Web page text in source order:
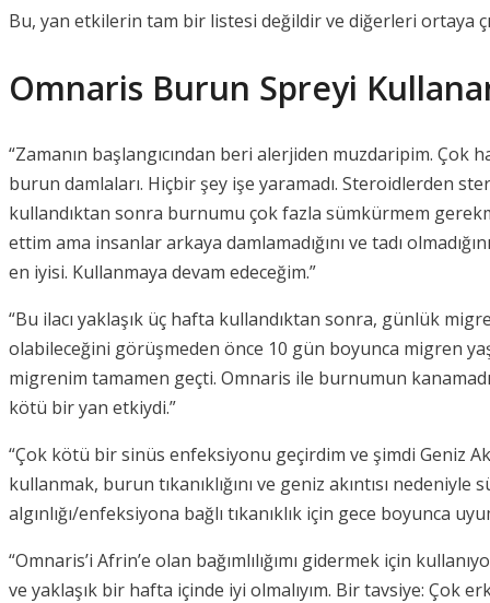
Bu, yan etkilerin tam bir listesi değildir ve diğerleri ortaya
Omnaris Burun Spreyi
“Zamanın başlangıcından beri alerjiden muzdaripim. Çok
burun damlaları. Hiçbir şey işe yaramadı. Steroidlerden
kullandıktan sonra burnumu çok fazla sümkürmem
ettim ama insanlar arkaya damlamadığını ve tadı
en iyisi. Kullanmaya devam edeceğim.”
“Bu ilacı yaklaşık üç hafta kullandıktan sonra, günlük
olabileceğini görüşmeden önce 10 gün boyunca migren
migrenim tamamen geçti. Omnaris ile burnumun
kötü bir yan etkiydi.”
“Çok kötü bir sinüs enfeksiyonu geçirdim ve şimdi Geniz
kullanmak, burun tıkanıklığını ve geniz akıntısı
algınlığı/enfeksiyona bağlı tıkanıklık için gece boyunca
“Omnaris’i Afrin’e olan bağımlılığımı gidermek için
ve yaklaşık bir hafta içinde iyi olmalıyım. Bir tavsiye: Çok